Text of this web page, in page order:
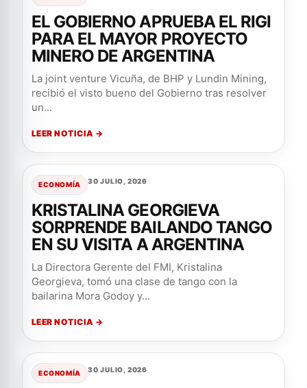
EL GOBIERNO APRUEBA EL RIGI
PARA EL MAYOR PROYECTO
MINERO DE ARGENTINA
La joint venture Vicuña, de BHP y Lundin Mining,
recibió el visto bueno del Gobierno tras resolver
un...
LEER NOTICIA →
ECONOMÍA 30 JULIO, 2026
KRISTALINA GEORGIEVA
SORPRENDE BAILANDO TANGO
EN SU VISITA A ARGENTINA
La Directora Gerente del FMI, Kristalina
Georgieva, tomó una clase de tango con la
bailarina Mora Godoy y...
LEER NOTICIA →
ECONOMÍA 30 JULIO, 2026